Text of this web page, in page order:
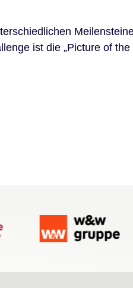
ist die „Picture of the